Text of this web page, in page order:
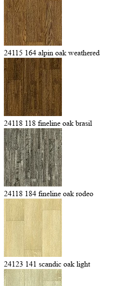
24115 164 alpin oak weathered
24118 118 fineline oak brasil
24118 184 fineline oak rodeo
24123 141 scandic oak light